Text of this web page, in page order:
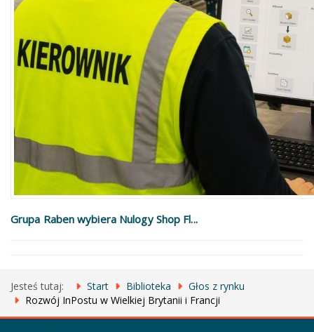
Grupa Raben wybiera Nulogy Shop Fl...
Jesteś tutaj: Start Biblioteka
Głos z rynku
Rozwój InPostu w Wielkiej Brytanii i Francji